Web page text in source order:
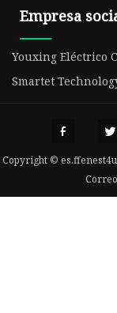
Empresa
Youxing Eléctrico
Smartet
Copyright ©